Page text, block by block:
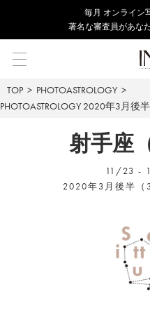
毎⽉ オンライン
著名な審査員があな
TOP
PHOTOASTROLOGY
PHOTOASTROLOGY 2020年3月後
射手座
11/23 -
2020年3月後半